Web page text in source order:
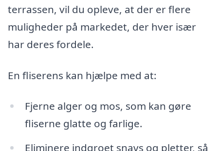
terrassen, vil du opleve, at der er flere
muligheder på markedet, der hver især
har deres fordele.
En fliserens kan hjælpe med at:
Fjerne alger og mos, som kan gøre
fliserne glatte og farlige.
Eliminere indgroet snavs og pletter, så